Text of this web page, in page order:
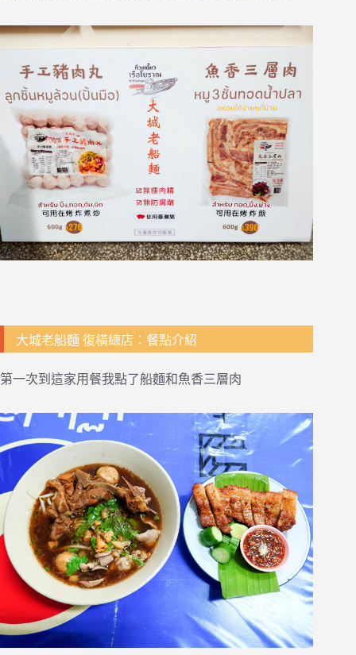
大城老船麵 復橫總店：餐點介紹
第一次到這家用餐我點了船麵和魚香三層肉